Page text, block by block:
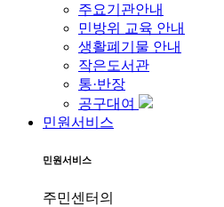
주요기관안내
민방위 교육 안내
생활폐기물 안내
작은도서관
통·반장
공구대여
민원서비스
민원서비스
주민센터의